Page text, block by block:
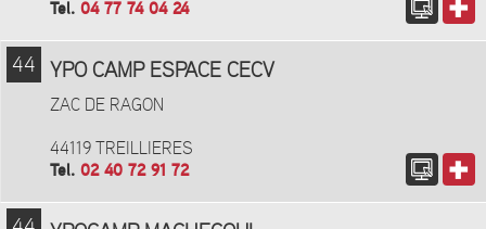
Tel. 04 77 74 04 24
44 YPO CAMP ESPACE CECV
ZAC DE RAGON
44119 TREILLIERES
Tel. 02 40 72 91 72